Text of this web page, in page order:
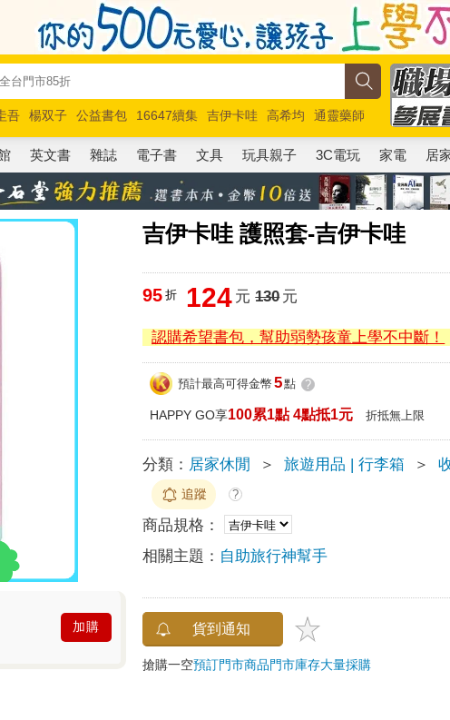
吾 楊双子 公益書包 16647續集 吉伊卡哇 高希均
通靈藥師
路邊攤新作
馬斯克 玩具總動員5 超慢跑
英文書 雜誌 電子書 文具 玩具親子 3C電玩 家電 居
吉伊卡哇 護照套-吉伊卡哇
加購
95 折 124 元 130元
認購希望書包，幫助弱勢孩童上學不中斷！
預計最高可得金幣 5點 ?
HAPPY GO享100累1點 4點抵1元 折抵無上限
分類： 居家休閒 ＞ 旅遊用品 | 行李箱 ＞
追蹤 ?
商品規格：
相關主題： 自助旅行神幫手
貨到通知
搶購一空預訂門市商品門市庫存大量採購